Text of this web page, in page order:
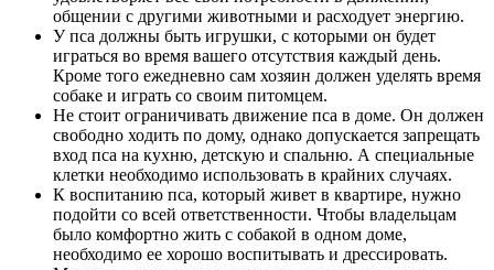
общении с другими животными и расходует энергию.
У пса должны быть игрушки, с которыми он будет
играться во время вашего отсутствия каждый день.
Кроме того ежедневно сам хозяин должен уделять время
собаке и играть со своим питомцем.
Не стоит ограничивать движение пса в доме. Он должен
свободно ходить по дому, однако допускается запрещать
вход пса на кухню, детскую и спальню. А специальные
клетки необходимо использовать в крайних случаях.
К воспитанию пса, который живет в квартире, нужно
подойти со всей ответственности. Чтобы владельцам
было комфортно жить с собакой в одном доме,
необходимо ее хорошо воспитывать и дрессировать.